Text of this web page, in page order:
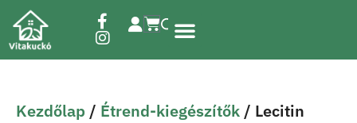
Kezdőlap / Étrend-kiegészítők / Lecitin